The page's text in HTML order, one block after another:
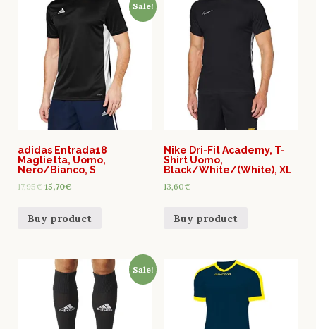
Sale!
adidas Entrada18
Maglietta, Uomo,
Nero/Bianco, S
17,95€ 15,70€
Buy product
Nike Dri-Fit Academy, T-
Shirt Uomo,
Black/White/(White), XL
13,60€
Buy product
Sale!